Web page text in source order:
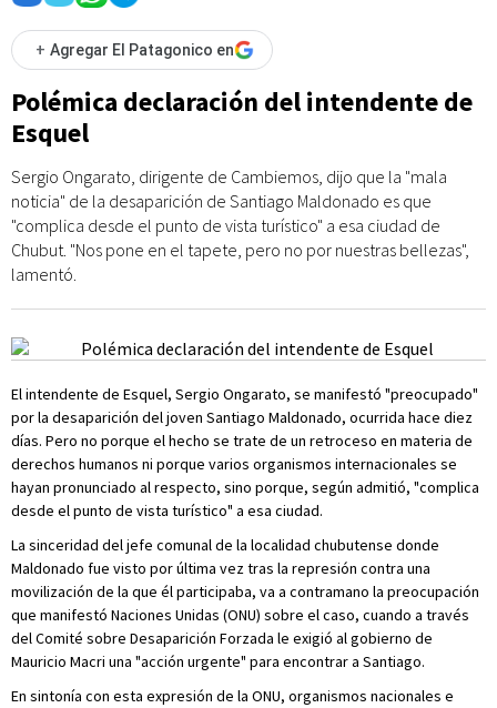
+ Agregar El Patagonico en
Polémica declaración del intendente de
Esquel
Sergio Ongarato, dirigente de Cambiemos, dijo que la "mala
noticia" de la desaparición de Santiago Maldonado es que
"complica desde el punto de vista turístico" a esa ciudad de
Chubut. "Nos pone en el tapete, pero no por nuestras bellezas",
lamentó.
El intendente de Esquel, Sergio Ongarato, se manifestó "preocupado"
por la desaparición del joven Santiago Maldonado, ocurrida hace diez
días. Pero no porque el hecho se trate de un retroceso en materia de
derechos humanos ni porque varios organismos internacionales se
hayan pronunciado al respecto, sino porque, según admitió, "complica
desde el punto de vista turístico" a esa ciudad.
La sinceridad del jefe comunal de la localidad chubutense donde
Maldonado fue visto por última vez tras la represión contra una
movilización de la que él participaba, va a contramano la preocupación
que manifestó Naciones Unidas (ONU) sobre el caso, cuando a través
del Comité sobre Desaparición Forzada le exigió al gobierno de
Mauricio Macri una "acción urgente" para encontrar a Santiago.
En sintonía con esta expresión de la ONU, organismos nacionales e